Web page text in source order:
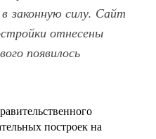
законную силу. Сайт
отнесены
появилось
построек на